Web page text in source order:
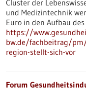
Cluster der
und Medizintechnik
Euro in den Aufbau
https://
bw.de/fachbeitrag/
region-stellt-sich-vor
Forum